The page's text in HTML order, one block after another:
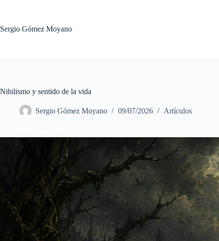
Sergio Gómez Moyano
Nihilismo y sentido de la vida
Sergio Gómez Moyano 09/07/2026 Artículos